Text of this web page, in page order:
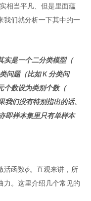
相当平凡、但是里面蕴
我们就分析一下其中的一
实是一个二分类模型（
问题（比如 K 分类问
个数设为类别个数（
我们没有特别指出的话、
即样本集里只有单样本
活函数ϕ
ϕ 。直观来讲，所
力。这里介绍几个常见的